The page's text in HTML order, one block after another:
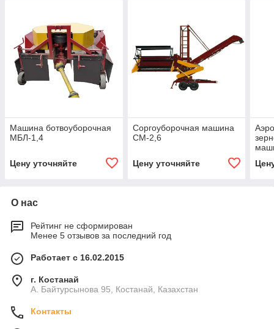
Машина ботвоуборочная
МБЛ-1,4
Цену уточняйте
Соргоуборочная машина
СМ-2,6
Цену уточняйте
О нас
Рейтинг не сформирован
Менее 5 отзывов за последний год
Работает с 16.02.2015
г. Костанай
А. Байтурсынова 95, Костанай, Казахстан
Контакты